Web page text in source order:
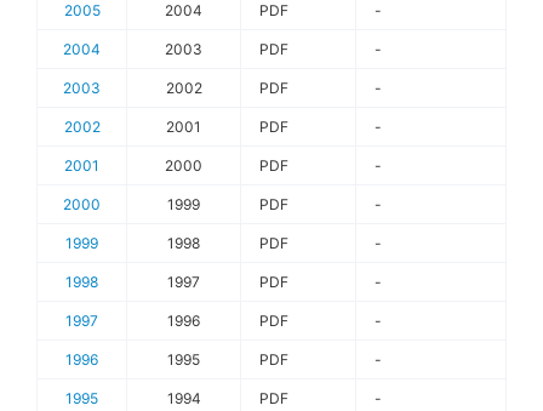
2005 2004 PDF -
2004 2003 PDF -
2003 2002 PDF -
2002 2001 PDF -
2001 2000 PDF -
2000 1999 PDF -
1999 1998 PDF -
1998 1997 PDF -
1997 1996 PDF -
1996 1995 PDF -
1995 1994 PDF -